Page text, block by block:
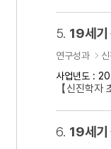
5. 19세기
연구성과
사업년도 :
【신진학
6. 19세기